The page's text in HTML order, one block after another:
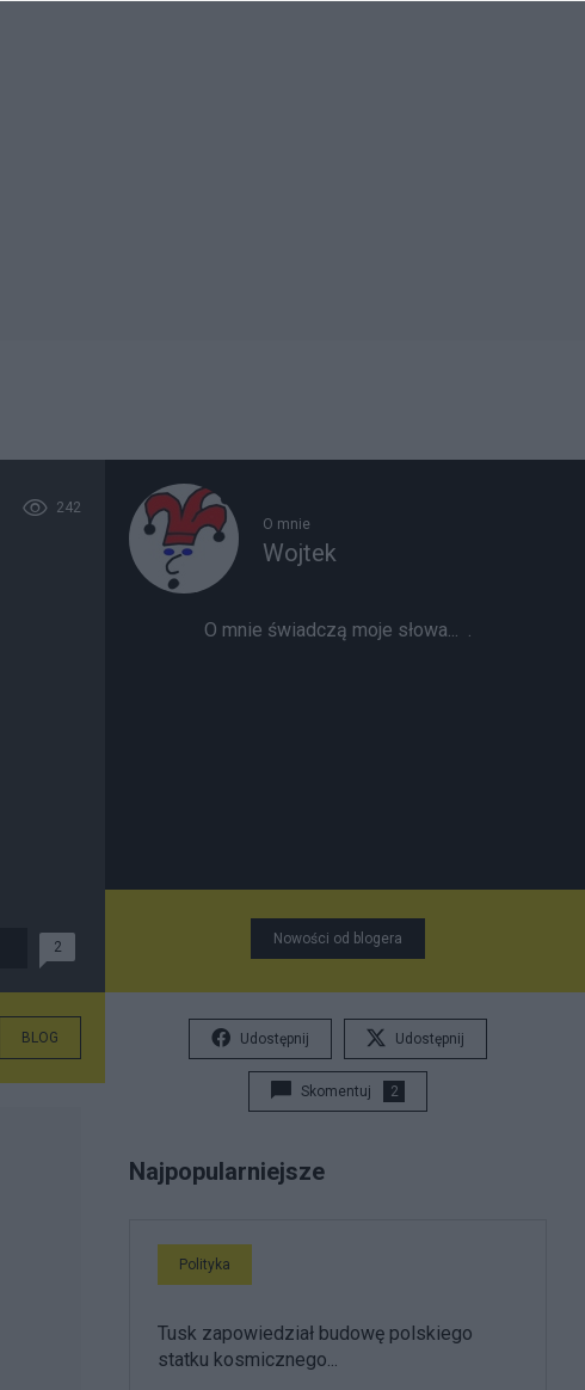
242
2
BLOG
O mnie
Wojtek
O mnie świadczą moje słowa... .
Nowości od blogera
Udostępnij Udostępnij
Skomentuj 2
Najpopularniejsze
Polityka
Tusk zapowiedział budowę polskiego
statku kosmicznego...